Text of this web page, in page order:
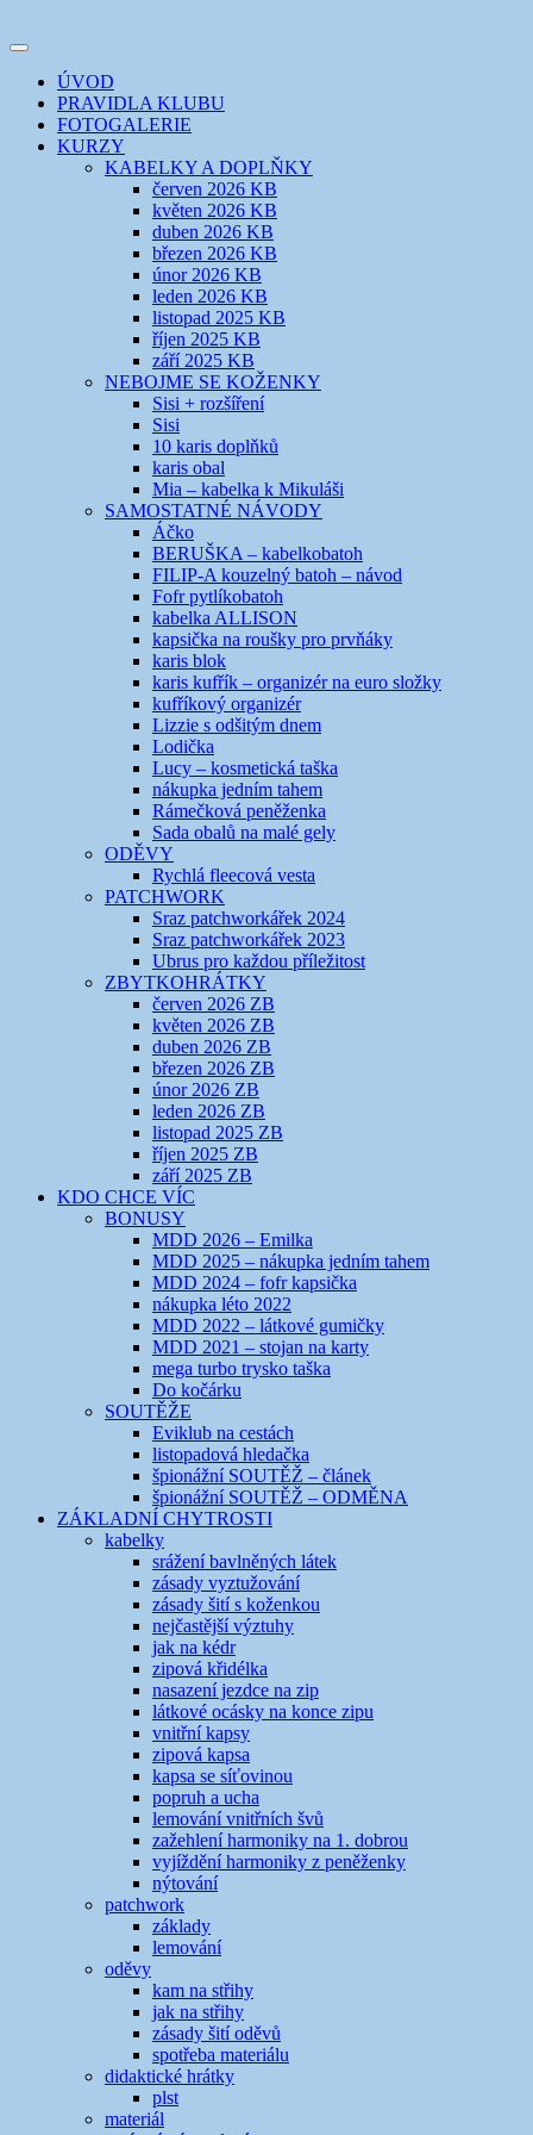
k
webuEVIKLUB
šicí klub
Toggle
navigation
ÚVOD
PRAVIDLA KLUBU
FOTOGALERIE
KURZY
KABELKY A DOPLŇKY
červen 2026 KB
květen 2026 KB
duben 2026 KB
březen 2026 KB
únor 2026 KB
leden 2026 KB
listopad 2025 KB
říjen 2025 KB
září 2025 KB
NEBOJME SE KOŽENKY
Sisi + rozšíření
Sisi
10 karis doplňků
karis obal
Mia – kabelka k Mikuláši
SAMOSTATNÉ NÁVODY
Áčko
BERUŠKA – kabelkobatoh
FILIP-A kouzelný batoh – návod
Fofr pytlíkobatoh
kabelka ALLISON
kapsička na roušky pro prvňáky
karis blok
karis kufřík – organizér na euro složky
kufříkový organizér
Lizzie s odšitým dnem
Lodička
Lucy – kosmetická taška
nákupka jedním tahem
Rámečková peněženka
Sada obalů na malé gely
ODĚVY
Rychlá fleecová vesta
PATCHWORK
Sraz patchworkářek 2024
Sraz patchworkářek 2023
Ubrus pro každou příležitost
ZBYTKOHRÁTKY
červen 2026 ZB
květen 2026 ZB
duben 2026 ZB
březen 2026 ZB
únor 2026 ZB
leden 2026 ZB
listopad 2025 ZB
říjen 2025 ZB
září 2025 ZB
KDO CHCE VÍC
BONUSY
MDD 2026 – Emilka
MDD 2025 – nákupka jedním tahem
MDD 2024 – fofr kapsička
nákupka léto 2022
MDD 2022 – látkové gumičky
MDD 2021 – stojan na karty
mega turbo trysko taška
Do kočárku
SOUTĚŽE
Eviklub na cestách
listopadová hledačka
špionážní SOUTĚŽ – článek
špionážní SOUTĚŽ – ODMĚNA
ZÁKLADNÍ CHYTROSTI
kabelky
srážení bavlněných látek
zásady vyztužování
zásady šití s koženkou
nejčastější výztuhy
jak na kédr
zipová křidélka
nasazení jezdce na zip
látkové ocásky na konce zipu
vnitřní kapsy
zipová kapsa
kapsa se síťovinou
popruh a ucha
lemování vnitřních švů
zažehlení harmoniky na 1. dobrou
vyjíždění harmoniky z peněženky
nýtování
patchwork
základy
lemování
oděvy
kam na střihy
jak na střihy
zásady šití oděvů
spotřeba materiálu
didaktické hrátky
plst
materiál